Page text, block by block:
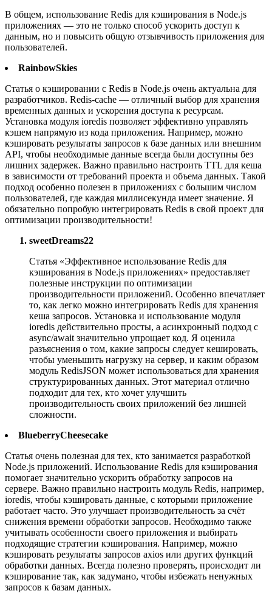
В общем, использование Redis для кэширования в Node.js
приложениях — это не только способ ускорить доступ к
данным, но и повысить общую отзывчивость приложения для
пользователей.
RainbowSkies
Статья о кэшировании с Redis в Node.js очень актуальна для
разработчиков. Redis-cache — отличный выбор для хранения
временных данных и ускорения доступа к ресурсам.
Установка модуля ioredis позволяет эффективно управлять
кэшем напрямую из кода приложения. Например, можно
кэшировать результаты запросов к базе данных или внешним
API, чтобы необходимые данные всегда были доступны без
лишних задержек. Важно правильно настроить TTL для кеша
в зависимости от требований проекта и объема данных. Такой
подход особенно полезен в приложениях с большим числом
пользователей, где каждая миллисекунда имеет значение. Я
обязательно попробую интегрировать Redis в свой проект для
оптимизации производительности!
sweetDreams22
Статья «Эффективное использование Redis для
кэширования в Node.js приложениях» предоставляет
полезные инструкции по оптимизации
производительности приложений. Особенно впечатляет
то, как легко можно интегрировать Redis для хранения
кеша запросов. Установка и использование модуля
ioredis действительно просты, а асинхронный подход с
async/await значительно упрощает код. Я оценила
разъяснения о том, какие запросы следует кешировать,
чтобы уменьшить нагрузку на сервер, и каким образом
модуль RedisJSON может использоваться для хранения
структурированных данных. Этот материал отлично
подходит для тех, кто хочет улучшить
производительность своих приложений без лишней
сложности.
BlueberryCheesecake
Статья очень полезная для тех, кто занимается разработкой
Node.js приложений. Использование Redis для кэширования
помогает значительно ускорить обработку запросов на
сервере. Важно правильно настроить модуль Redis, например,
ioredis, чтобы кэшировать данные, с которыми приложение
работает часто. Это улучшает производительность за счёт
снижения времени обработки запросов. Необходимо также
учитывать особенности своего приложения и выбирать
подходящие стратегии кэширования. Например, можно
кэшировать результаты запросов axios или других функций
обработки данных. Всегда полезно проверять, происходит ли
кэширование так, как задумано, чтобы избежать ненужных
запросов к базам данных.